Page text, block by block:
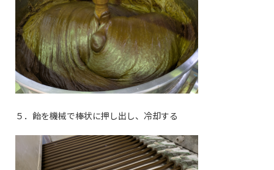
５．飴を機械で棒状に押し出し、冷却する